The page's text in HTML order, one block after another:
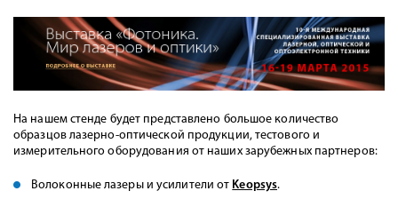
На нашем стенде будет представлено большое количество
образцов лазерно-оптической продукции, тестового и
измерительного оборудования от наших зарубежных партнеров:
Волоконные лазеры и усилители от Keopsys.